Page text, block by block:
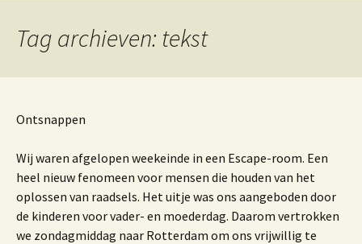
Tag archieven: tekst
Ontsnappen
Wij waren afgelopen weekeinde in een Escape-room. Een
heel nieuw fenomeen voor mensen die houden van het
oplossen van raadsels. Het uitje was ons aangeboden door
de kinderen voor vader- en moederdag. Daarom vertrokken
we zondagmiddag naar Rotterdam om ons vrijwillig te